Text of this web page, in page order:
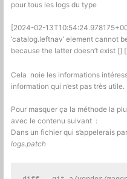
pour tous les logs du type
[2024-02-
‘catalog.leftnav’ element cannot
because the latter doesn’t exist [] []
Cela noie les informations
information qui n’est pas très utile.
Pour masquer ça la méthode la
avec le contenu suivant :
Dans un fichier qui s’appelerais
logs.patch